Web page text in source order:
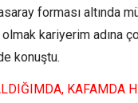
forması altında
olmak kariyerim adına
konuştu.
KAFAMDA